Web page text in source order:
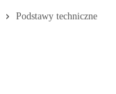
Podstawy techniczne